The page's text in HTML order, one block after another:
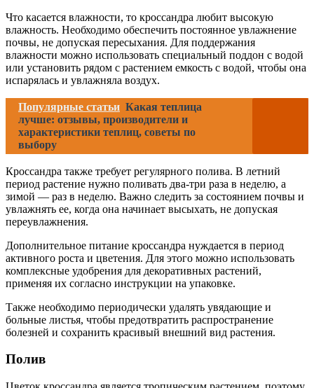
Что касается влажности, то кроссандра любит высокую
влажность. Необходимо обеспечить постоянное увлажнение
почвы, не допуская пересыхания. Для поддержания
влажности можно использовать специальный поддон с водой
или установить рядом с растением емкость с водой, чтобы она
испарялась и увлажняла воздух.
Популярные статьи Какая теплица
лучше: отзывы, производители и
характеристики теплиц, советы по
выбору
Кроссандра также требует регулярного полива. В летний
период растение нужно поливать два-три раза в неделю, а
зимой — раз в неделю. Важно следить за состоянием почвы и
увлажнять ее, когда она начинает высыхать, не допуская
переувлажнения.
Дополнительное питание кроссандра нуждается в период
активного роста и цветения. Для этого можно использовать
комплексные удобрения для декоративных растений,
применяя их согласно инструкции на упаковке.
Также необходимо периодически удалять увядающие и
больные листья, чтобы предотвратить распространение
болезней и сохранить красивый внешний вид растения.
Полив